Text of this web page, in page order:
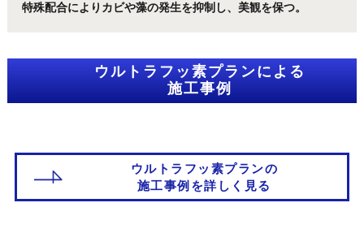
特殊配合によりカビや藻の発生を抑制し、美観を保つ。
速乾性
ウルトラフッ素プランによる
施工事例
ウルトラフッ素プランの
施工事例を詳しく見る